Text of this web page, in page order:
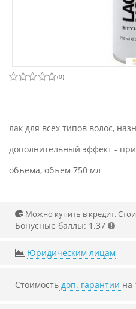
(0)
лак для всех типов волос,
дополнительный эффект -
объема, объем 750 мл
Можно купить в кредит.
Бонусные баллы: 1.37
Юридическим лицам
Стоимость доп. гарантии на